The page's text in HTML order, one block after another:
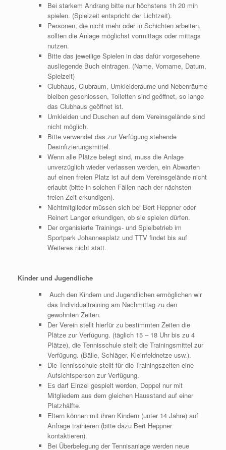
Bei starkem Andrang bitte nur höchstens 1h 20 min
spielen. (Spielzeit entspricht der Lichtzeit).
Personen, die nicht mehr oder in Schichten arbeiten,
sollten die Anlage möglichst vormittags oder mittags
nutzen.
Bitte das jeweilige Spielen in das dafür vorgesehene
ausliegende Buch eintragen. (Name, Vorname, Datum,
Spielzeit)
Clubhaus, Clubraum, Umkleideräume und Nebenräume
bleiben geschlossen, Toiletten sind geöffnet, so lange
das Clubhaus geöffnet ist.
Umkleiden und Duschen auf dem Vereinsgelände sind
nicht möglich.
Bitte verwendet das zur Verfügung stehende
Desinfizierungsmittel.
Wenn alle Plätze belegt sind, muss die Anlage
unverzüglich wieder verlassen werden, ein Abwarten
auf einen freien Platz ist auf dem Vereinsgelände nicht
erlaubt (bitte in solchen Fällen nach der nächsten
freien Zeit erkundigen).
Nichtmitglieder müssen sich bei Bert Heppner oder
Reinert Langer erkundigen, ob sie spielen dürfen.
Der organisierte Trainings- und Spielbetrieb im
Sportpark Johannesplatz und TTV findet bis auf
Weiteres nicht statt.
Kinder und Jugendliche
Auch den Kindern und Jugendlichen ermöglichen wir
das Individualtraining am Nachmittag zu den
gewohnten Zeiten.
Der Verein stellt hierfür zu bestimmten Zeiten die
Plätze zur Verfügung. (täglich 15 – 18 Uhr bis zu 4
Plätze), die Tennisschule stellt die Trainingsmittel zur
Verfügung. (Bälle, Schläger, Kleinfeldnetze usw.).
Die Tennisschule stellt für die Trainingszeiten eine
Aufsichtsperson zur Verfügung.
Es darf Einzel gespielt werden, Doppel nur mit
Mitgliedern aus dem gleichen Hausstand auf einer
Platzhälfte.
Eltern können mit ihren Kindern (unter 14 Jahre) auf
Anfrage trainieren (bitte dazu Bert Heppner
kontaktieren).
Bei Überbelegung der Tennisanlage werden neue